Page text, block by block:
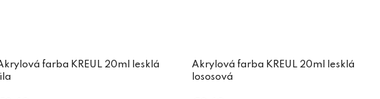
farba KREUL 20ml lesklá
lila
Akrylová farba KREUL 20ml lesklá
lososová